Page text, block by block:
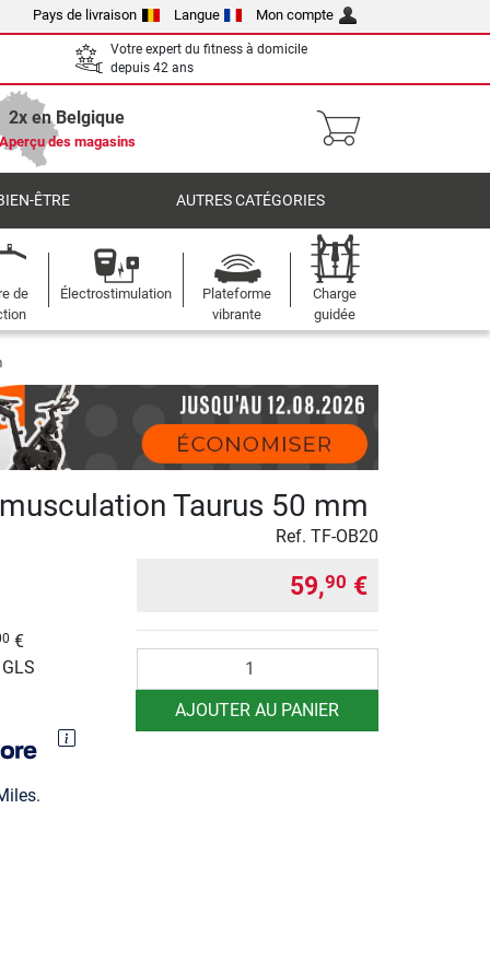
Pays de livraison Langue Mon compte
Votre expert du fitness à domicile
depuis 42 ans
2x en Belgique
Aperçu des magasins
ÊTRE AUTRES CATÉGORIES
de
Électrostimulation
Plateforme
vibrante
Charge
guidée
Taurus 50 mm
Ref. TF-OB20
€
59,90 €
AJOUTER AU PANIER